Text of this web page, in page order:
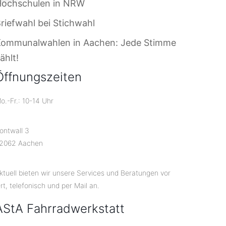
in NRW
bei Stichwahl
in Aachen: Jede Stimme
Fr.: 10-14 Uhr
3
Aachen
bieten wir unsere Services und Beratungen vor
telefonisch und per Mail an.
Fahrradwerkstatt